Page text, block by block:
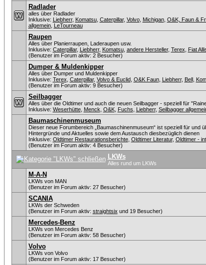
Radlader
alles über Radlader
Inklusive: Liebherr, Komatsu, Caterpillar, Volvo, Michigan, O&K, Faun &
allgemein, LeTourneau
Raupen
Alles über Planierraupen, Laderaupen usw.
Inklusive: Caterpillar, Liebherr, Komatsu, andere Hersteller, Terex Fiat
(Benutzer im Forum aktiv: 2 Besucher)
Dumper & Muldenkipper
Alles über Dumper und Muldenkipper
Inklusive: Terex Caterpillar, Volvo & Euclid, O&K Faun, Liebherr, Bell,
(Benutzer im Forum aktiv: 9 Besucher)
Seilbagger
Alles über die Oldtimer und auch die neuen Seilbagger - speziell für
Inklusive: Weserhütte, Menck O&K, Fuchs Liebherr, Seilbagger
Baumaschinenmuseum
Dieser neue Forumbereich „Baumaschinenmuseum“ ist speziell für
Hintergründe und Aktuelles sowie dem Austausch diesbezüglich dienen
Inklusive: Oldtimer Restaurationsberichte, Oldtimer Literatur, Oldtimer -
(Benutzer im Forum aktiv: 4 Besucher)
LKWs
Alles rund um LKWs
M-A-N
LKWs von MAN
(Benutzer im Forum aktiv: 27 Besucher)
SCANIA
LKWs der Schweden
(Benutzer im Forum aktiv: straightsix und 19 Besucher)
Mercedes-Benz
LKWs von Mercedes Benz
(Benutzer im Forum aktiv: 58 Besucher)
Volvo
LKWs von Volvo
(Benutzer im Forum aktiv: 17 Besucher)